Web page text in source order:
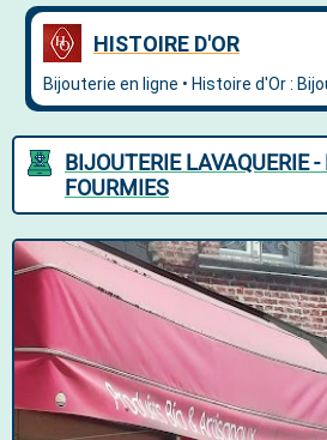
BIJOUTERIE LAVAQUERIE
FOURMIES